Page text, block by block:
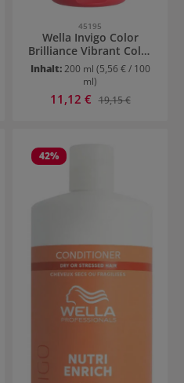
45195
Wella Invigo Color
Brilliance Vibrant Color
Conditioner kräftiges
Haar
Inhalt:200 ml (5,56 € / 100
ml)
Verkaufspreis:
11,12 € Regulärer Preis:
19,15 €
42%